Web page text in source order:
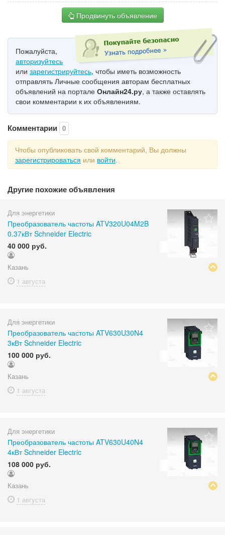
Продвинуть объявление
Пожалуйста,
авторизуйтесь
или зарегистрируйтесь, чтобы иметь возможность
отправлять Личные сообщения авторам бесплатных
объявлений на портале Онлайн24.ру, а также оставлять
свои комментарии к их объявлениям.
Комментарии 0
Чтобы опубликовать свой комментарий, Вы должны
зарегистрироваться или войти.
Другие похожие объявления
Для энергетики
Преобразователь частоты ATV320U04M2B
0.37кВт Schneider Electric
40 000 руб.
Казань
1 августа
Для энергетики
Преобразователь частоты ATV630U30N4
3кВт Schneider Electric
100 000 руб.
Казань
1 августа
Для энергетики
Преобразователь частоты ATV630U40N4
4кВт Schneider Electric
108 000 руб.
Казань
1 августа